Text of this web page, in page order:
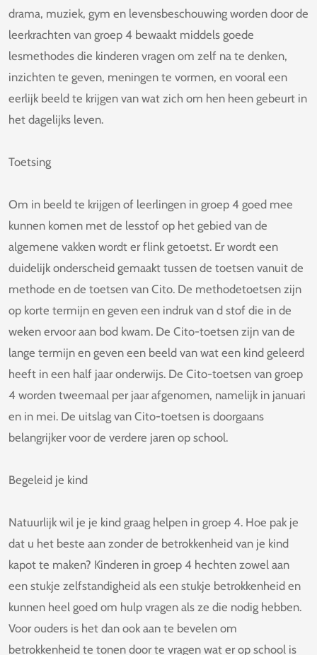
drama, muziek, gym en levensbeschouwing worden door de
leerkrachten van groep 4 bewaakt middels goede
lesmethodes die kinderen vragen om zelf na te denken,
inzichten te geven, meningen te vormen, en vooral een
eerlijk beeld te krijgen van wat zich om hen heen gebeurt in
het dagelijks leven.
Toetsing
Om in beeld te krijgen of leerlingen in groep 4 goed mee
kunnen komen met de lesstof op het gebied van de
algemene vakken wordt er flink getoetst. Er wordt een
duidelijk onderscheid gemaakt tussen de toetsen vanuit de
methode en de toetsen van Cito. De methodetoetsen zijn
op korte termijn en geven een indruk van d stof die in de
weken ervoor aan bod kwam. De Cito-toetsen zijn van de
lange termijn en geven een beeld van wat een kind geleerd
heeft in een half jaar onderwijs. De Cito-toetsen van groep
4 worden tweemaal per jaar afgenomen, namelijk in januari
en in mei. De uitslag van Cito-toetsen is doorgaans
belangrijker voor de verdere jaren op school.
Begeleid je kind
Natuurlijk wil je je kind graag helpen in groep 4. Hoe pak je
dat u het beste aan zonder de betrokkenheid van je kind
kapot te maken? Kinderen in groep 4 hechten zowel aan
een stukje zelfstandigheid als een stukje betrokkenheid en
kunnen heel goed om hulp vragen als ze die nodig hebben.
Voor ouders is het dan ook aan te bevelen om
betrokkenheid te tonen door te vragen wat er op school is